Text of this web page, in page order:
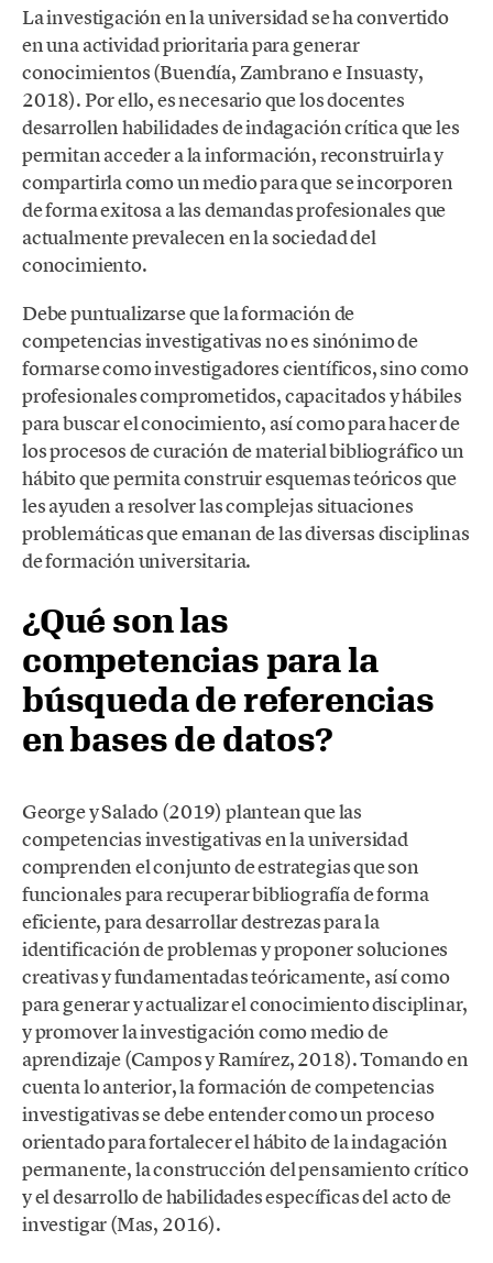
La investigación en la universidad se ha convertido
en una actividad prioritaria para generar
conocimientos (Buendía, Zambrano e Insuasty,
2018). Por ello, es necesario que los docentes
desarrollen habilidades de indagación crítica que les
permitan acceder a la información, reconstruirla y
compartirla como un medio para que se incorporen
de forma exitosa a las demandas profesionales que
actualmente prevalecen en la sociedad del
conocimiento.
Debe puntualizarse que la formación de
competencias investigativas no es sinónimo de
formarse como investigadores científicos, sino como
profesionales comprometidos, capacitados y hábiles
para buscar el conocimiento, así como para hacer de
los procesos de curación de material bibliográfico un
hábito que permita construir esquemas teóricos que
les ayuden a resolver las complejas situaciones
problemáticas que emanan de las diversas disciplinas
de formación universitaria.
¿Qué son las
competencias para la
búsqueda de referencias
en bases de datos?
George y Salado (2019) plantean que las
competencias investigativas en la universidad
comprenden el conjunto de estrategias que son
funcionales para recuperar bibliografía de forma
eficiente, para desarrollar destrezas para la
identificación de problemas y proponer soluciones
creativas y fundamentadas teóricamente, así como
para generar y actualizar el conocimiento disciplinar,
y promover la investigación como medio de
aprendizaje (Campos y Ramírez, 2018). Tomando en
cuenta lo anterior, la formación de competencias
investigativas se debe entender como un proceso
orientado para fortalecer el hábito de la indagación
permanente, la construcción del pensamiento crítico
y el desarrollo de habilidades específicas del acto de
investigar (Mas, 2016).